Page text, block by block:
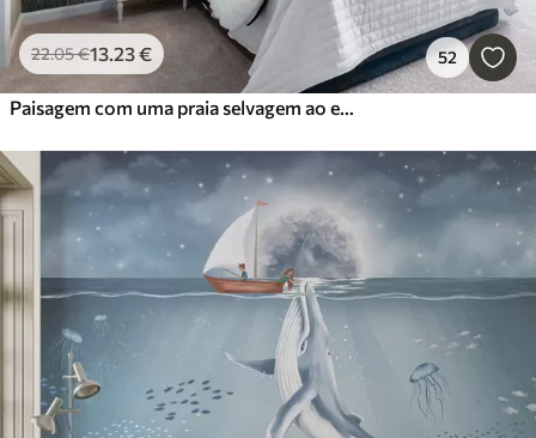
22.05€13.23€ 52
Paisagem com uma praia selvagem ao estilo de uma pintura a óleo